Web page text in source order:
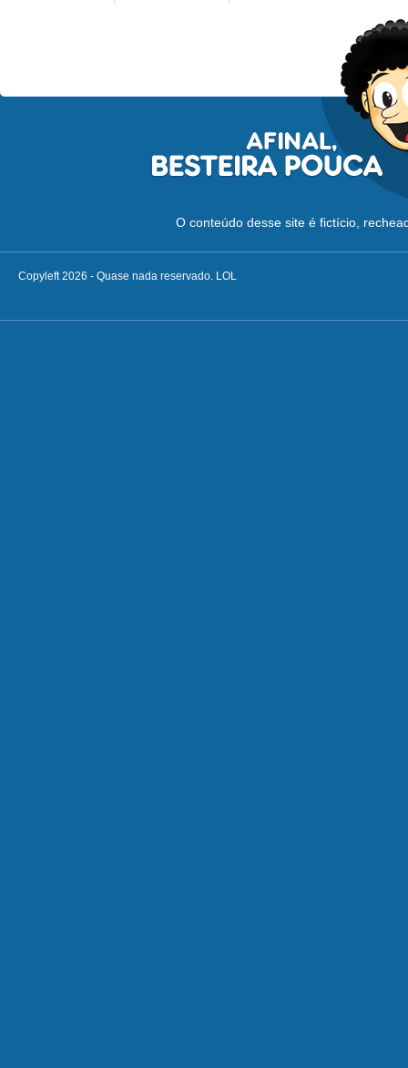
O conteúdo desse site é fictício,
Copyleft 2026 - Quase nada reservado. LOL